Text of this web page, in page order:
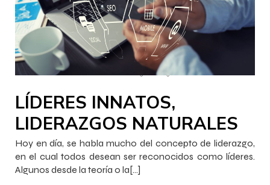
InnovaJob Chile – – 16:13
LÍDERES INNATOS,
LIDERAZGOS NATURALES
Hoy en día, se habla mucho del concepto de liderazgo,
en el cual todos desean ser reconocidos como líderes.
Algunos desde la teoría o la[…]